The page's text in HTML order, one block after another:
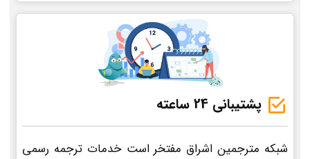
پشتیبانی 24 ساعته
شبکه مترجمین اشراق مفتخر است خدمات ترجمه رسمی